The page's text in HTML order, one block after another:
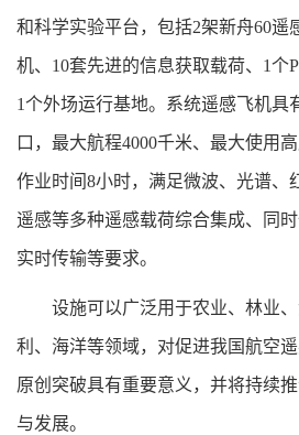
和科学实验平台，包括2架新舟60遥
机、 10套先进的信息获取载荷、 1个
1个外场运行基地。系统遥感飞机具
口，最大航程4000千米、最大使用
作业时间8小时，满足微波、光谱、
遥感等多种遥感载荷综合集成、同
实时传输等要求。
设施可以广泛用于农业、林业
利、海洋等领域，对促进我国航空
原创突破具有重要意义，并将持续
与发展。